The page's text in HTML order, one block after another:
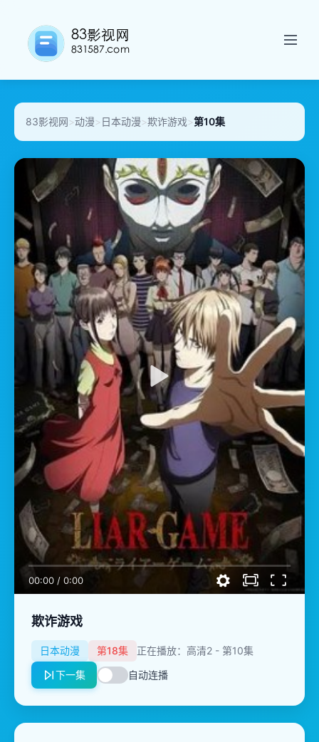
83影视网>动漫> 日本动漫>欺诈游戏>第10集
00:00 / 0:00
欺诈游戏
日本动漫 第18集
正在播放：高清2 - 第10集
下一集
自动连播